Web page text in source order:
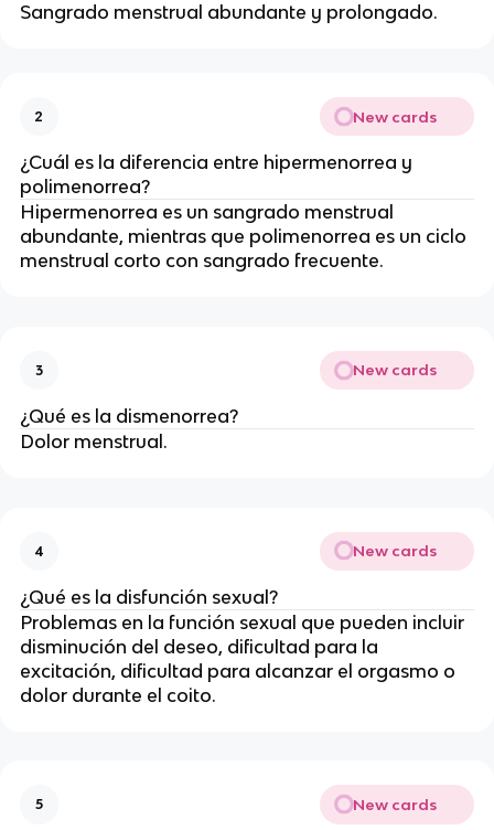
Sangrado menstrual abundante y prolongado.
2 New cards
¿Cuál es la diferencia entre hipermenorrea y
polimenorrea?
Hipermenorrea es un sangrado menstrual
abundante, mientras que polimenorrea es un ciclo
menstrual corto con sangrado frecuente.
3 New cards
¿Qué es la dismenorrea?
Dolor menstrual.
4 New cards
¿Qué es la disfunción sexual?
Problemas en la función sexual que pueden incluir
disminución del deseo, dificultad para la
excitación, dificultad para alcanzar el orgasmo o
dolor durante el coito.
5 New cards